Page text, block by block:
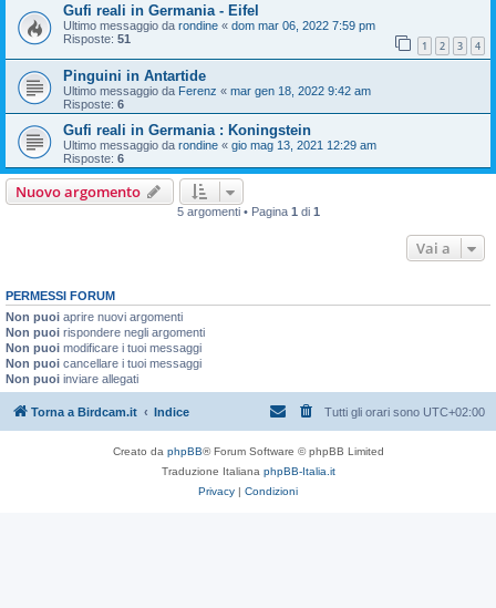
Gufi reali in Germania - Eifel
Ultimo messaggio da rondine « dom mar 06, 2022 7:59 pm
Risposte: 51 1 2 3 4
Pinguini in Antartide
Ultimo messaggio da Ferenz « mar gen 18, 2022 9:42 am
Risposte: 6
Gufi reali in Germania : Koningstein
Ultimo messaggio da rondine « gio mag 13, 2021 12:29 am
Risposte: 6
Nuovo argomento
5 argomenti • Pagina 1 di 1
Vai a
PERMESSI FORUM
Non puoi aprire nuovi argomenti
Non puoi rispondere negli argomenti
Non puoi modificare i tuoi messaggi
Non puoi cancellare i tuoi messaggi
Non puoi inviare allegati
Torna a Birdcam.it Indice Tutti gli orari sono UTC+02:00
Creato da phpBB® Forum Software © phpBB Limited
Traduzione Italiana phpBB-Italia.it
Privacy
Condizioni